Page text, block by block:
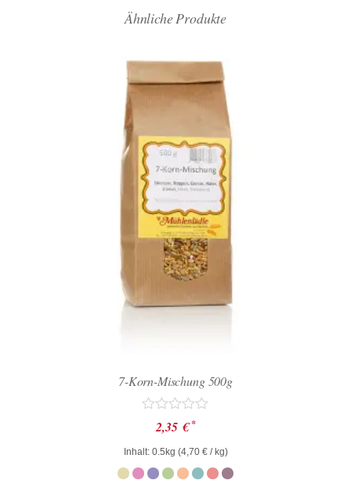
Ähnliche Produkte
7-Korn-Mischung 500g
Bewertet
mit
0
von
5
2,35 € *
Inhalt: 0.5kg (4,70 €/ kg)